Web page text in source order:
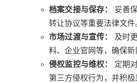
档案交接与保存：
妥善
转让协议等重要法律文件
市场过渡与宣传：
及时
料、企业官网等，确保新
侵权监控与维权：
定期
第三方侵权行为，并积极